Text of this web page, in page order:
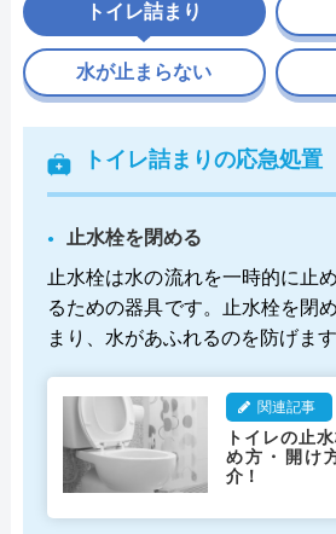
トイレ詰まり
トイレ詰まりの応急処置
止水栓を閉める
止水栓は水の流れを一時的に止
るための器具です。止水栓を閉
まり、水があふれるのを防げます
関連記事
トイレの止
め方・開け
介！
水が止まらない